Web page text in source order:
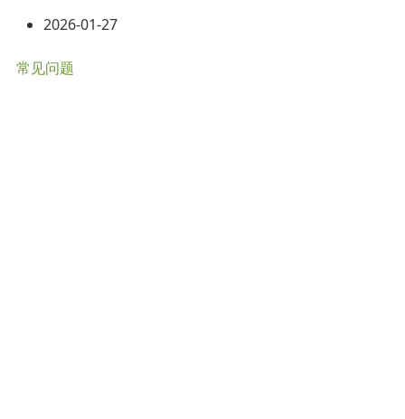
2026-01-27
常见问题